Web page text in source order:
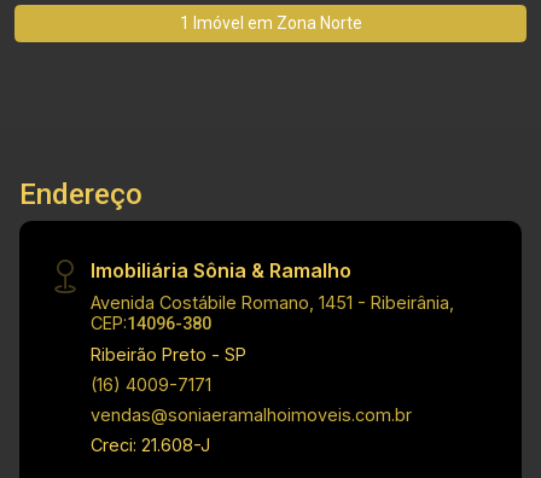
1 Imóvel em Zona Norte
Endereço
Imobiliária Sônia & Ramalho
Avenida Costábile Romano, 1451 - Ribeirânia,
CEP:14096-380
Ribeirão Preto - SP
(16) 4009-7171
vendas@soniaeramalhoimoveis.com.br
Creci: 21.608-J